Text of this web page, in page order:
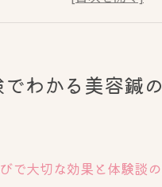
め
美容鍼体験談から読み解く
わかる美容鍼
で大切な効果と体験談